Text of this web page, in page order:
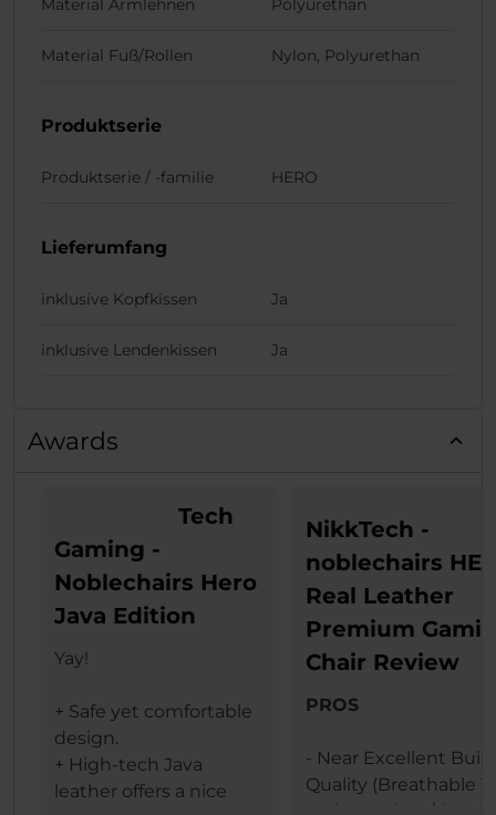
Material Armlehnen Polyurethan
Material Fuß/Rollen Nylon, Polyurethan
Produktserie
Produktserie / -familie HERO
Lieferumfang
inklusive Kopfkissen Ja
inklusive Lendenkissen Ja
Awards
Tech
Gaming -
Noblechairs Hero
Java Edition
Yay!
+ Safe yet comfortable
design.
+ High-tech Java
leather offers a nice
NikkTech -
noblechairs
Real Leather
Premium
Chair Review
PROS
- Near Excellent
Quality (Breathable